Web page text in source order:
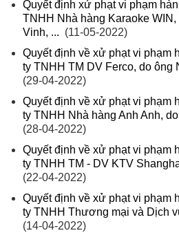
Quyết định xử phạt vi phạm
TNHH Nhà hàng Karaoke
Vinh, ... (11-05-2022)
Quyết định về xử phạt vi phạm
ty TNHH TM DV Ferco, do ông
(29-04-2022)
Quyết định về xử phạt vi phạm
ty TNHH Nhà hàng Anh Anh,
(28-04-2022)
Quyết định về xử phạt vi phạm
ty TNHH TM - DV KTV
(22-04-2022)
Quyết định về xử phạt vi phạm
ty TNHH Thương mại và Dịch
(14-04-2022)